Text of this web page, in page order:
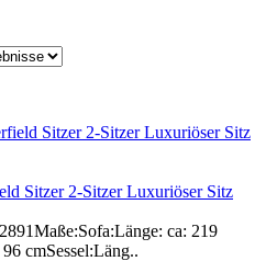
Sitzer 2-Sitzer Luxuriöser Sitz
ca: 219
cmSessel:Läng..